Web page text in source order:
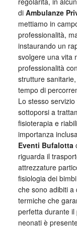
di Ambulanze
mettiamo in
professionalità,
instaurando un
svolgere una vita
professionalità
strutture
tempo di
Lo stesso
sottoporsi a
fisioterapia e
importanza
Eventi Bufalotta
riguarda il
attrezzature
fisiologia dei
che sono adibiti a
termiche che
perfetta durante
neonati è